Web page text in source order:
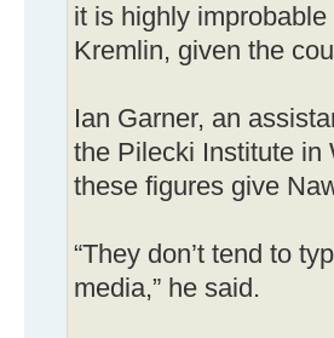
it is highly
Kremlin, given the
Ian Garner, an
the Pilecki Institute in
these figures give
“They don’t tend to
media,” he said.